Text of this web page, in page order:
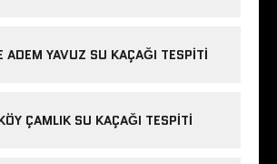
ADEM YAVUZ SU KAÇAĞI TESPITI
ÇAMLIK SU KAÇAĞI TESPITI